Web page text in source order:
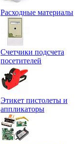
Расходные материалы
Счетчики подсчета
посетителей
Этикет пистолеты и
аппликаторы